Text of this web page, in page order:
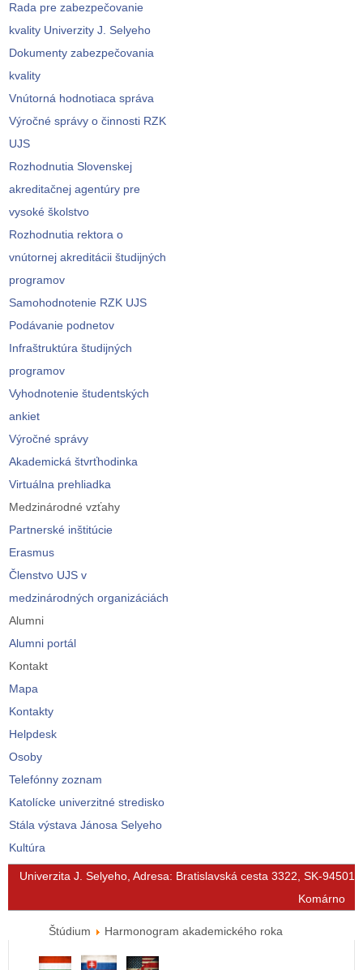
Rada pre zabezpečovanie
kvality Univerzity J. Selyeho
Dokumenty zabezpečovania
kvality
Vnútorná hodnotiaca správa
Výročné správy o činnosti RZK
UJS
Rozhodnutia Slovenskej
akreditačnej agentúry pre
vysoké školstvo
Rozhodnutia rektora o
vnútornej akreditácii študijných
programov
Samohodnotenie RZK UJS
Podávanie podnetov
Infraštruktúra študijných
programov
Vyhodnotenie študentských
ankiet
Výročné správy
Akademická štvrťhodinka
Virtuálna prehliadka
Medzinárodné vzťahy
Partnerské inštitúcie
Erasmus
Členstvo UJS v
medzinárodných organizáciách
Alumni
Alumni portál
Kontakt
Mapa
Kontakty
Helpdesk
Osoby
Telefónny zoznam
Katolícke univerzitné stredisko
Stála výstava Jánosa Selyeho
Kultúra
© Free Joomla! 3 Modules - by VinaGecko.com
Univerzita J. Selyeho, Adresa: Bratislavská cesta 3322, SK-94501
Komárno
Štúdium Harmonogram akademického roka